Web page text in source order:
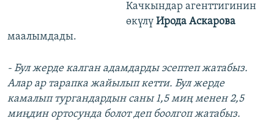
Качкындар агенттигинин
өкүлү Ирода Аскарова
маалымдады.
- Бул жерде калган адамдарды эсептеп жатабыз.
Алар ар тарапка жайылып кетти. Бул жерде
камалып тургандардын саны 1,5 миң менен 2,5
миңдин ортосунда болот деп боолгоп жатабыз.